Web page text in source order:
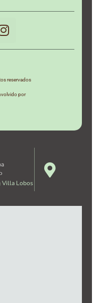
reservados
por
Villa Lobos